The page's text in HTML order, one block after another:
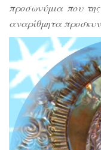
προσωνύμια που
αναρίθμητα